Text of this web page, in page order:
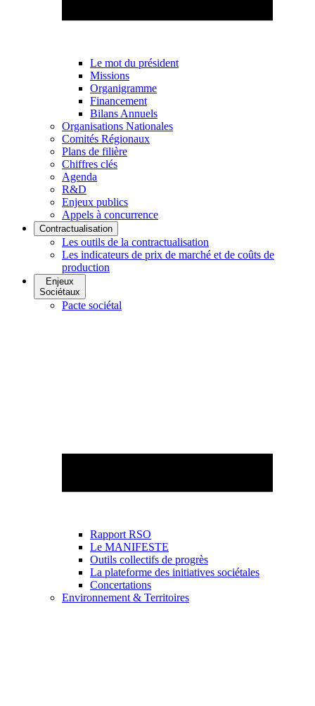
Le mot du président
Missions
Organigramme
Financement
Bilans Annuels
Organisations Nationales
Comités Régionaux
Plans de filière
Chiffres clés
Agenda
R&D
Enjeux publics
Appels à concurrence
Contractualisation
Les outils de la contractualisation
Les indicateurs de prix de marché et de coûts de
production
Enjeux
Sociétaux
Pacte sociétal
Rapport RSO
Le MANIFESTE
Outils collectifs de progrès
La plateforme des initiatives sociétales
Concertations
Environnement & Territoires